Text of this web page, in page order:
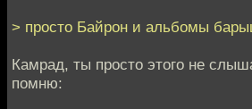
> просто Байрон и альбомы
Камрад, ты просто этого не
помню: